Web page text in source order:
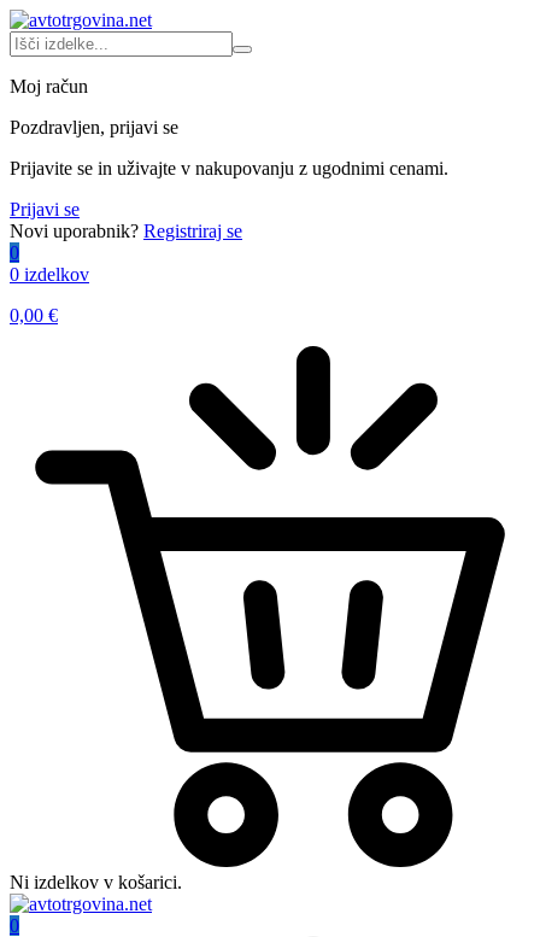
Moj račun
Pozdravljen, prijavi se
Prijavite se in uživajte v nakupovanju z ugodnimi cenami.
Prijavi se
Novi uporabnik? Registriraj se
0
0 izdelkov
0,00 €
Ni izdelkov v košarici.
0